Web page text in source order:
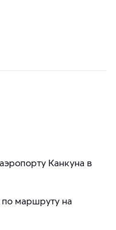
Канкуна в
маршруту на